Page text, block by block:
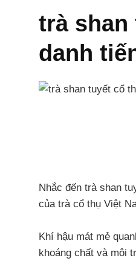
trà shan
danh
Nhắc đến trà shan
của trà cổ thụ Việt
Khí hậu mát mẻ
khoáng chất và môi